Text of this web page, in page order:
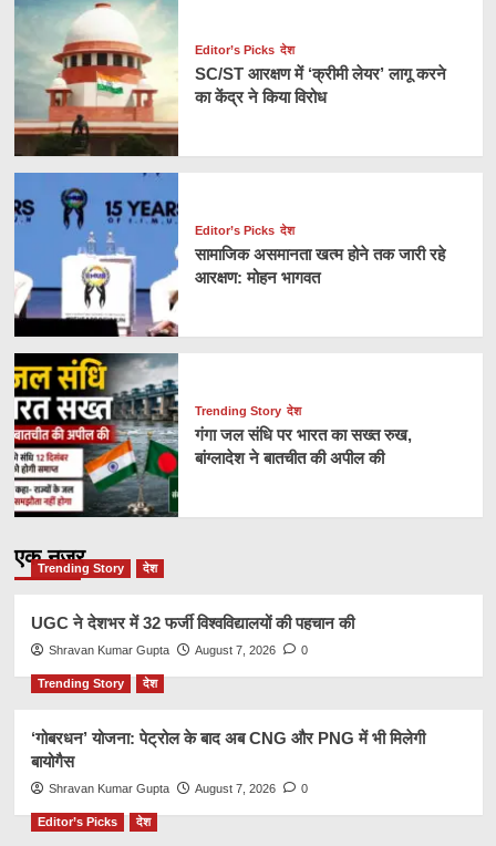
Editor’s Picks देश
SC/ST आरक्षण में ‘क्रीमी लेयर’ लागू करने
का केंद्र ने किया विरोध
Editor’s Picks देश
सामाजिक असमानता खत्म होने तक जारी रहे
आरक्षण: मोहन भागवत
Trending Story देश
गंगा जल संधि पर भारत का सख्त रुख,
बांग्लादेश ने बातचीत की अपील की
एक नज़र
Trending Story देश
UGC ने देशभर में 32 फर्जी विश्वविद्यालयों की पहचान की
Shravan Kumar Gupta August 7, 2026 0
Trending Story देश
‘गोबरधन’ योजना: पेट्रोल के बाद अब CNG और PNG में भी मिलेगी
बायोगैस
Shravan Kumar Gupta August 7, 2026 0
Editor’s Picks देश